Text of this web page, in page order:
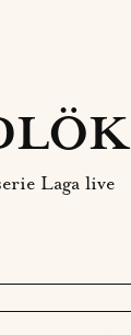
Laga live